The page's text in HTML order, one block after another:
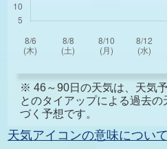
※ 46～90日の天気は、天気
とのタイアップによる過去
づく予想です。
天気アイコンの意味について